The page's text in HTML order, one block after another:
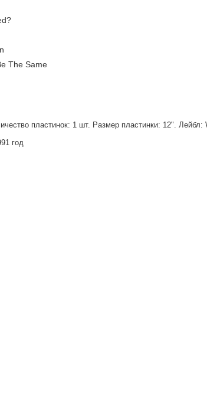
The Same
пластинок: 1 шт. Размер пластинки: 12".
год